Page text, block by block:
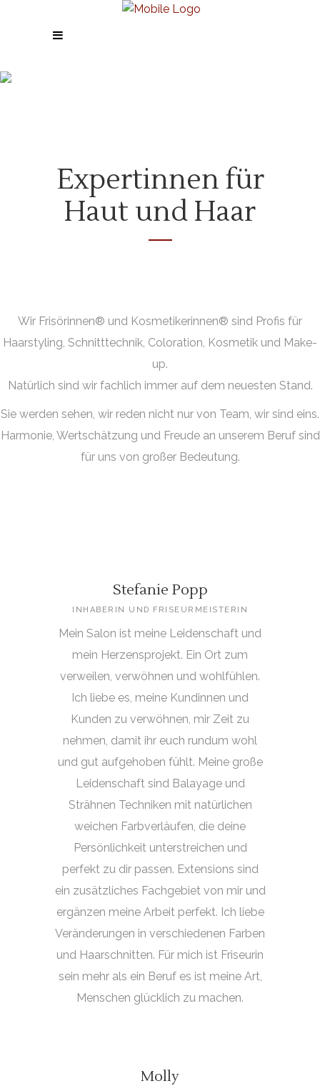
Expertinnen für
Haut und Haar
Wir Frisörinnen® und Kosmetikerinnen® sind Profis für
Haarstyling, Schnitttechnik, Coloration, Kosmetik und Make-
up.
Natürlich sind wir fachlich immer auf dem neuesten Stand.
Sie werden sehen, wir reden nicht nur von Team, wir sind eins.
Harmonie, Wertschätzung und Freude an unserem Beruf sind
für uns von großer Bedeutung.
Stefanie Popp
INHABERIN UND FRISEURMEISTERIN
Mein Salon ist meine Leidenschaft und
mein Herzensprojekt. Ein Ort zum
verweilen, verwöhnen und wohlfühlen.
Ich liebe es, meine Kundinnen und
Kunden zu verwöhnen, mir Zeit zu
nehmen, damit ihr euch rundum wohl
und gut aufgehoben fühlt. Meine große
Leidenschaft sind Balayage und
Strähnen Techniken mit natürlichen
weichen Farbverläufen, die deine
Persönlichkeit unterstreichen und
perfekt zu dir passen. Extensions sind
ein zusätzliches Fachgebiet von mir und
ergänzen meine Arbeit perfekt. Ich liebe
Veränderungen in verschiedenen Farben
und Haarschnitten. Für mich ist Friseurin
sein mehr als ein Beruf es ist meine Art,
Menschen glücklich zu machen.
Molly